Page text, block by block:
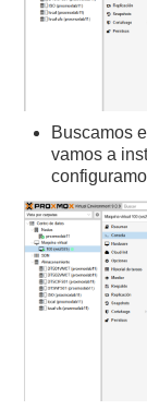
Buscamos
vamos a